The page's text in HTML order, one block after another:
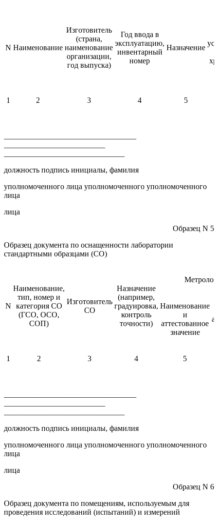
N Наименование
Изготовитель
(страна,
наименование
организации,
год выпуска)
Год ввода в
эксплуатацию,
инвентарный
номер
Назначение
1 2 3 4 5
должность подпись инициалы, фамилия
уполномоченного лица уполномоченного уполномоченного
лица
лица
Образец N 5
Образец документа по оснащенности лаборатории
стандартными образцами (СО)
N
Наименование,
тип, номер и
категория СО
(ГСО, ОСО,
СОП)
Изготовитель
СО
Назначение
(например,
градуировка,
контроль
точности)
Наименование
и
аттестованное
значение
1 2 3 4 5
должность подпись инициалы, фамилия
уполномоченного лица уполномоченного уполномоченного
лица
лица
Образец N 6
Образец документа по помещениям, используемым для
проведения исследований (испытаний) и измерений